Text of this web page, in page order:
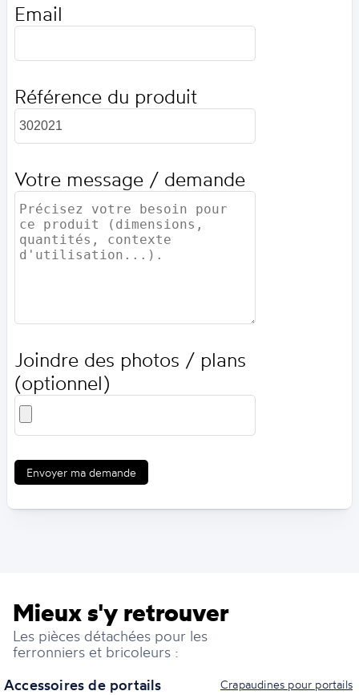
Email
Référence du produit
Votre message / demande
Joindre des photos / plans
(optionnel)
Envoyer ma demande
Mieux s'y retrouver
Les pièces détachées pour les
ferronniers et bricoleurs :
Accessoires de portails
Crapaudines pour portails